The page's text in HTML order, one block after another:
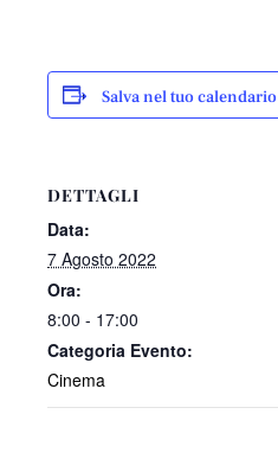
Salva nel tuo calendario
DETTAGLI
Data:
7 Agosto 2022
Ora:
8:00 - 17:00
Categoria Evento:
Cinema